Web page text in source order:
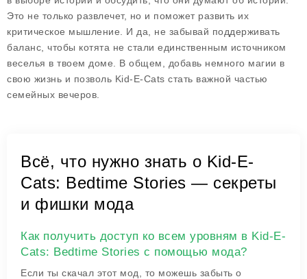
Это не только развлечет, но и поможет развить их
критическое мышление. И да, не забывай поддерживать
баланс, чтобы котята не стали единственным источником
веселья в твоем доме. В общем, добавь немного магии в
свою жизнь и позволь Kid-E-Cats стать важной частью
семейных вечеров.
Всё, что нужно знать о Kid-E-
Cats: Bedtime Stories — секреты
и фишки мода
Как получить доступ ко всем уровням в Kid-E-
Cats: Bedtime Stories с помощью мода?
Если ты скачал этот мод, то можешь забыть о